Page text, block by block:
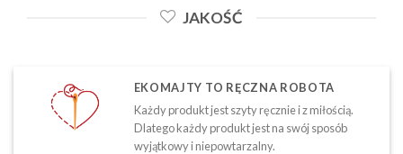
JAKOŚĆ
EKOMAJTY TO RĘCZNA ROBOTA
Każdy produkt jest szyty ręcznie i z miłością.
Dlatego każdy produkt jest na swój sposób
wyjątkowy i niepowtarzalny.